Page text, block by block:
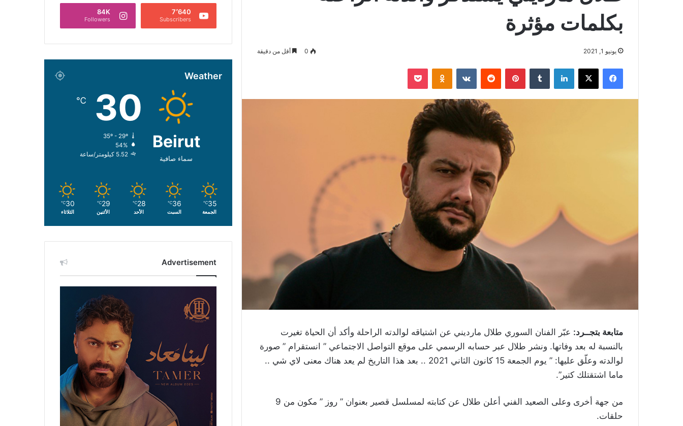
بكلمات مؤثرة
يونيو 1, 2021 0 أقل من دقيقة
فيسبوك ‫X لينكدإن بينتيريست Odnoklassniki
‫Pocket
متابعة بتجــرد: عبّر الفنان السوري طلال مارديني عن اشتياقه لوالدته الراحلة وأكد أن الحياة تغيرت
بالنسبة له بعد وفاتها. ونشر طلال عبر حسابه الرسمي على موقع التواصل الاجتماعي ” انستقرام ” صورة
لوالدته وعلّق عليها: ” يوم الجمعة 15 كانون الثاني 2021 .. بعد هذا التاريخ لم يعد هناك معنى لاي شي ..
ماما اشتقتلك كتير”.
من جهة أخرى وعلى الصعيد الفني أعلن طلال عن كتابته لمسلسل قصير بعنوان ” روز ” مكون من 9
حلقات.
7٬640
Subscribers
84K
Followers
Weather
Beirut
سماء صافية
30
℃
35º - 29º
54%
5.52 كيلومتر/ساعة
35
℃
الجمعة
36
℃
السبت
28
℃
الأحد
29
℃
الأثنين
30
℃
الثلاثاء
Advertisement